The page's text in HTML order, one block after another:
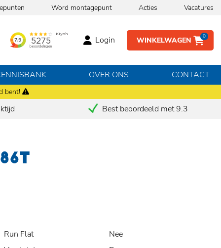
bent!
Word montagepunt Acties Vacatures
WINKELWAGEN 0
Login
OVER ONS CONTACT
Best beoordeeld met 9.3
Run Flat
Nee